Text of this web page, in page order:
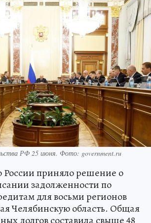
РФ 25 июня. Фото: government.ru
России приняло решение о
задолженности по
для восьми регионов
Челябинскую область. Общая